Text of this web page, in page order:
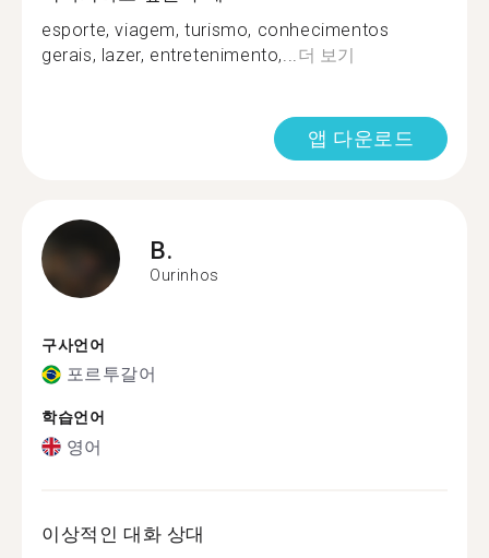
esporte, viagem, turismo, conhecimentos
gerais, lazer, entretenimento,... 더 보기
앱 다운로드
B.
Ourinhos
구사언어
포르투갈어
학습언어
영어
이상적인 대화 상대